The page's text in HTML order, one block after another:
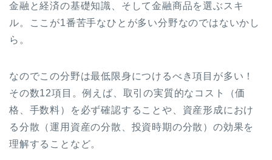
金融と経済の基礎知識、そして金融商品を選ぶスキ
ル。ここが1番苦手なひとが多い分野なのではないかし
ら。
なのでこの分野は最低限身につけるべき項目が多い！
その数12項目。例えば、取引の実質的なコスト（価
格、手数料）を必ず確認することや、資産形成におけ
る分散（運用資産の分散、投資時期の分散）の効果を
理解することなど。